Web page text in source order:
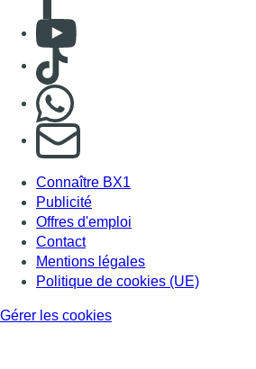
Consulter Youtube
Consulter TikTok
S'abonner à notre newsletter
Connaître BX1
Publicité
Offres d'emploi
Contact
Mentions légales
Politique de cookies (UE)
Gérer les cookies